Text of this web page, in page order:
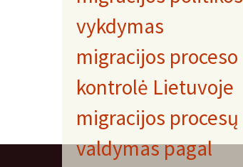
vykdymas
migracijos proceso
kontrolė Lietuvoje
migracijos procesų
valdymas pagal